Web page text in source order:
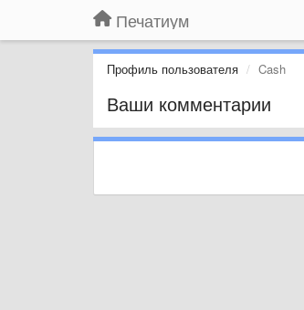
Печатиум
Профиль пользователя Cash
Ваши комментарии